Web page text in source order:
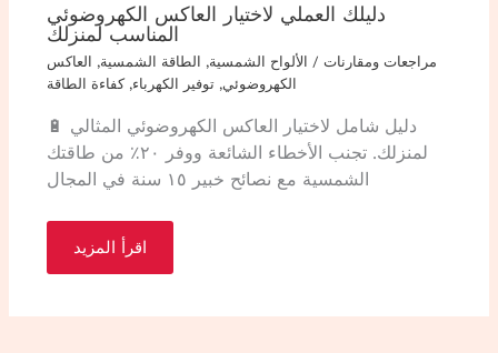
دليلك العملي لاختيار العاكس الكهروضوئي
المناسب لمنزلك
مراجعات ومقارنات / الألواح الشمسية, الطاقة الشمسية,
العاكس
الكهروضوئي,توفير الكهرباء,كفاءة الطاقة
🔋 دليل شامل لاختيار العاكس الكهروضوئي المثالي
لمنزلك. تجنب الأخطاء الشائعة ووفر ٢٠٪ من طاقتك
الشمسية مع نصائح خبير ١٥ سنة في المجال
اقرأ المزيد